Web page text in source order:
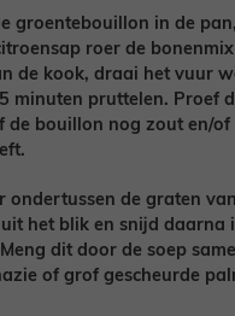
groentebouillon in de
roer de
de kook, draai het vuur
minuten pruttelen. Proef
de bouillon nog zout en/of
ondertussen de graten
het blik en snijd daarna
dit door de soep
of grof gescheurde